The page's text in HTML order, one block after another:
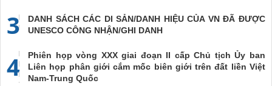
3
DANH SÁCH CÁC DI SẢN/DANH HIỆU CỦA VN ĐÃ ĐƯỢC
UNESCO CÔNG NHẬN/GHI DANH
4
Phiên họp vòng XXX giai đoạn II cấp Chủ tịch Ủy ban
Liên họp phân giới cắm mốc biên giới trên đất liền Việt
Nam-Trung Quốc